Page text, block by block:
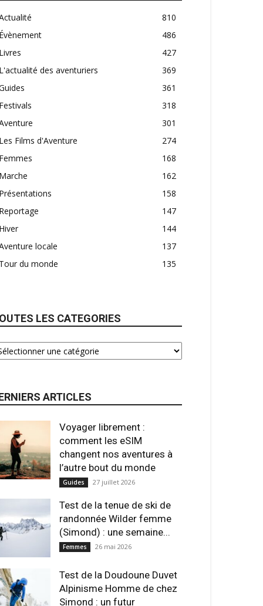
810
486
427
des aventuriers
369
361
318
301
Films d'Aventure
274
168
162
158
147
144
locale
137
du monde
135
LES CATEGORIES
ARTICLES
Voyager librement :
comment les eSIM
changent nos aventures à
l’autre bout du monde
Guides 27 juillet 2026
Test de la tenue de ski de
randonnée Wilder femme
(Simond) : une semaine...
Femmes 26 mai 2026
Test de la Doudoune Duvet
Alpinisme Homme de chez
Simond : un futur